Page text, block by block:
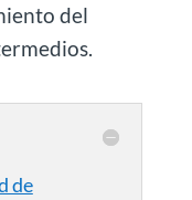
del
de